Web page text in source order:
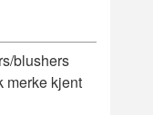
blushers
merke kjent